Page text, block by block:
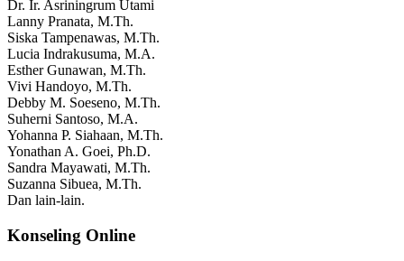
Dr. Ir. Asriningrum Utami
Lanny Pranata, M.Th.
Siska Tampenawas, M.Th.
Lucia Indrakusuma, M.A.
Esther Gunawan, M.Th.
Vivi Handoyo, M.Th.
Debby M. Soeseno, M.Th.
Suherni Santoso, M.A.
Yohanna P. Siahaan, M.Th.
Yonathan A. Goei, Ph.D.
Sandra Mayawati, M.Th.
Suzanna Sibuea, M.Th.
Dan lain-lain.
Konseling Online